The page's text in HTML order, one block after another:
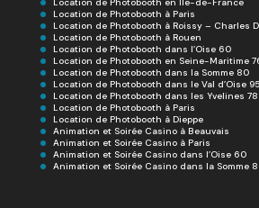
Location de Photobooth à Paris
Location de Photobooth à Roissy – Charles
Location de Photobooth à Rouen
Location de Photobooth dans l’Oise 60
Location de Photobooth en Seine-Maritime
Location de Photobooth dans la Somme 80
Location de Photobooth dans le Val d’Oise 95
Location de Photobooth dans les Yvelines 78
Location de Photobooth à Paris
Location de Photobooth à Dieppe
Animation et Soirée Casino à Beauvais
Animation et Soirée Casino à Paris
Animation et Soirée Casino dans l’Oise 60
Animation et Soirée Casino dans la Somme